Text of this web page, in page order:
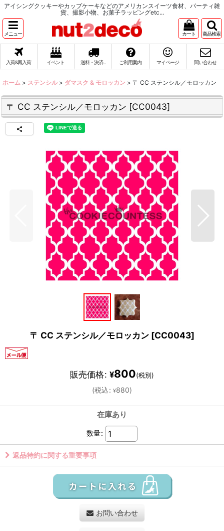
アイシングクッキーやカップケーキなどのアメリカンスイーツ食材、パーティ雑
貨、撮影小物、お菓子ラッピングetc...
メニュー カート 商品検索
入荷&再入荷 イベント 送料・決済... ご利用案内 マイページ 問い合わせ
ホーム > ステンシル > ダマスク & モロッカン > 〒 CC ステンシル／モロッカン
〒 CC ステンシル／モロッカン [CC0043]
〒 CC ステンシル／モロッカン [CC0043]
販売価格: ¥800(税別)
(税込: ¥880)
在庫あり
数量:
返品特約に関する重要事項
お問い合わせ